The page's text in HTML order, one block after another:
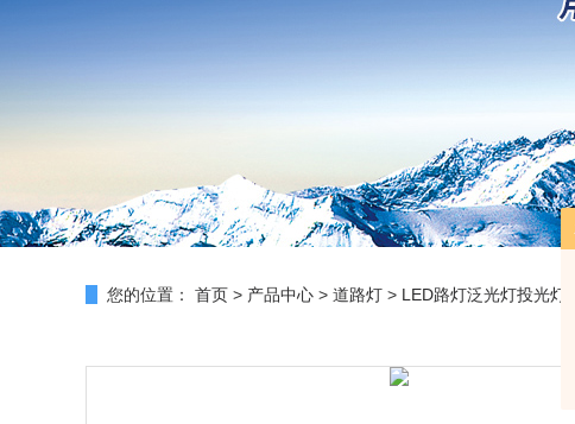
您的位置： 首页 > 产品中心 > 道路灯 > LED路灯泛光灯投光灯